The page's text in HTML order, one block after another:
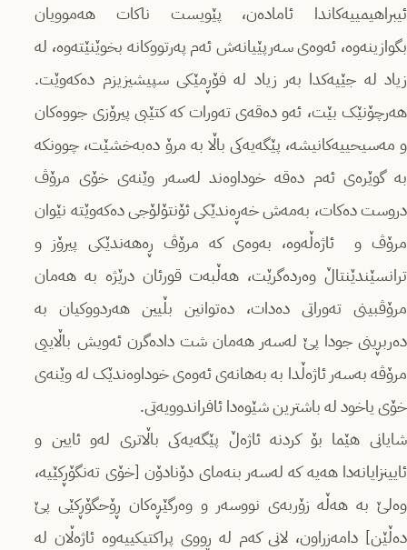
ئیبراهیمییەکاندا ئامادەن، پێویست ناکات هەموویان
بگوازینەوە، ئەوەی سەرپێیانەش ئەم پەرتووکانە بخوێنێتەوە، لە
زیاد لە جێیەکدا بەر زیاد لە فۆڕمێکی سپیشیزیزم دەکەوێت.
هەرچۆنێک بێت، ئەو دەقەی تەورات کە کتێبی پیرۆزی جووەکان
و مەسیحییەکانیشە، پێگەیەکی باڵا بە مرۆ دەبەخشێت، چوونکە
بە گوێرەی ئەم دەقە خوداوەند لەسەر وێنەی خۆی مرۆڤ
دروست دەکات، بەمەش خەڕەندێکی ئۆنتۆلۆجی دەکەوێتە نێوان
مرۆڤ و ئاژەڵەوە، بەوەی کە مرۆڤ ڕەهەندێکی پیرۆز و
ترانسێندێنتاڵ وەردەگرێت، هەڵبەت قورئان درێژە بە هەمان
مرۆڤبینی تەوراتی دەدات، دەتوانین بڵیین هەردووکیان بە
دەربڕینی جودا پێ لەسەر هەمان شت دادەگرن ئەویش باڵاییی
مرۆڤە بەسەر ئاژەڵدا بە بەهانەی ئەوەی خوداوەندێک لە وێنەی
خۆی یاخود لە باشترین شێوەدا ئافراندوویەتی.
شایانی هێما بۆ کردنە ئاژەڵ پێگەیەکی باڵاتری لەو ئایین و
ئایینزایانەدا هەیە کە لەسەر بنەمای دۆنادۆن [خۆی تەنگۆڕکێیە،
وەلێ بە هەڵە زۆربەی نووسەر و وەرگێڕەکان ڕۆحگۆڕکێی پێ
دەڵێن] دامەزراون، لانی کەم لە ڕووی پراکتیکییەوە ئاژەڵان لە